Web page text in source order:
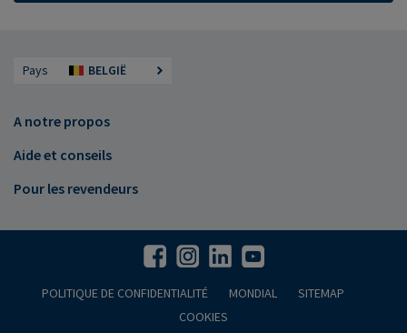
Pays BELGIË
A notre propos
Aide et conseils
Pour les revendeurs
POLITIQUE DE CONFIDENTIALITÉ MONDIAL
SITEMAP
COOKIES